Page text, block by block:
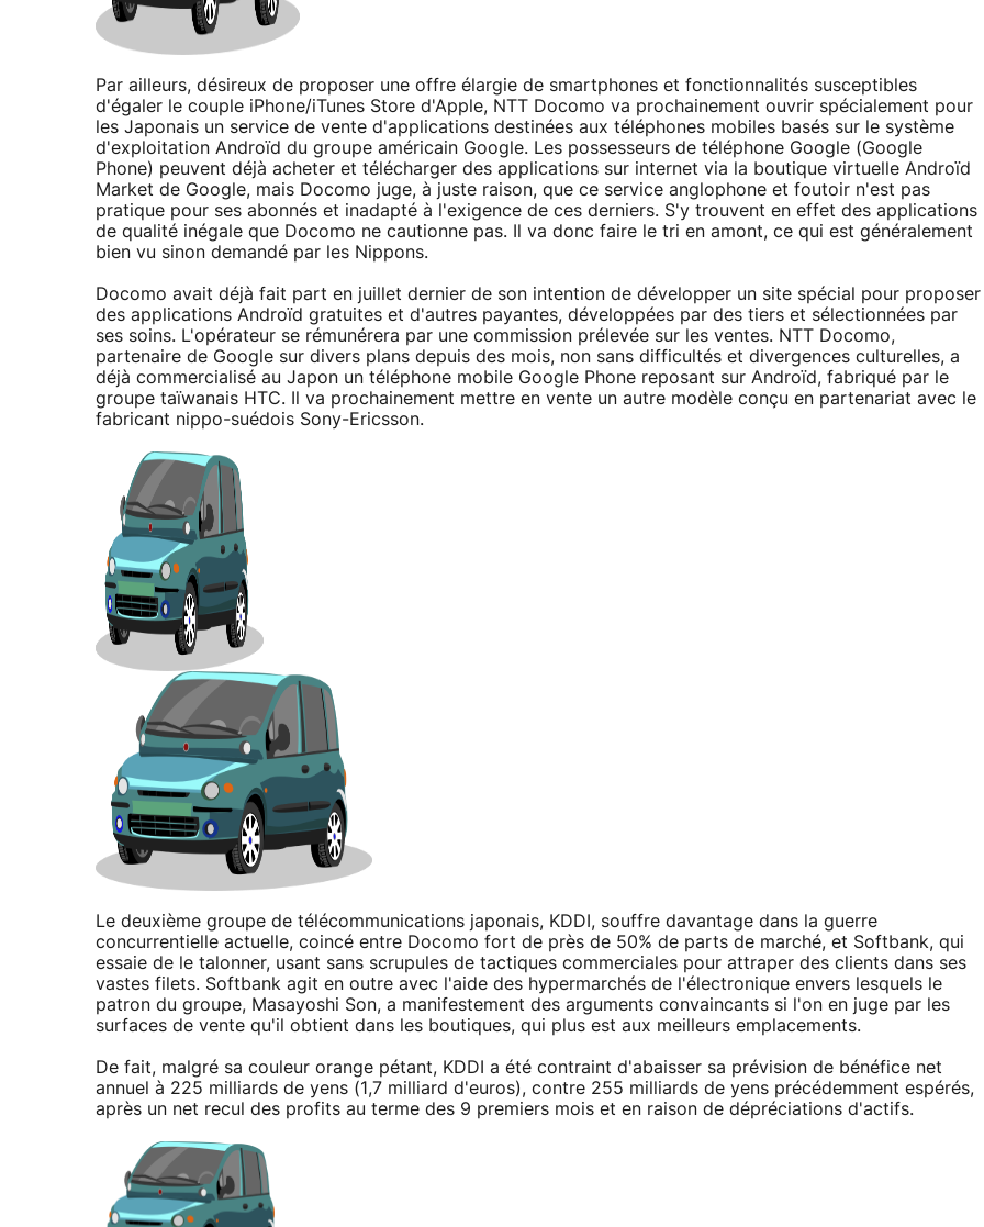
Par ailleurs, désireux de proposer une offre élargie de smartphones et fonctionnalités susceptibles
d'égaler le couple iPhone/iTunes Store d'Apple, NTT Docomo va prochainement ouvrir spécialement pour
les Japonais un service de vente d'applications destinées aux téléphones mobiles basés sur le système
d'exploitation Androïd du groupe américain Google. Les possesseurs de téléphone Google (Google
Phone) peuvent déjà acheter et télécharger des applications sur internet via la boutique virtuelle Androïd
Market de Google, mais Docomo juge, à juste raison, que ce service anglophone et foutoir n'est pas
pratique pour ses abonnés et inadapté à l'exigence de ces derniers. S'y trouvent en effet des applications
de qualité inégale que Docomo ne cautionne pas. Il va donc faire le tri en amont, ce qui est généralement
bien vu sinon demandé par les Nippons.
Docomo avait déjà fait part en juillet dernier de son intention de développer un site spécial pour proposer
des applications Androïd gratuites et d'autres payantes, développées par des tiers et sélectionnées par
ses soins. L'opérateur se rémunérera par une commission prélevée sur les ventes. NTT Docomo,
partenaire de Google sur divers plans depuis des mois, non sans difficultés et divergences culturelles, a
déjà commercialisé au Japon un téléphone mobile Google Phone reposant sur Androïd, fabriqué par le
groupe taïwanais HTC. Il va prochainement mettre en vente un autre modèle conçu en partenariat avec le
fabricant nippo-suédois Sony-Ericsson.
Le deuxième groupe de télécommunications japonais, KDDI, souffre davantage dans la guerre
concurrentielle actuelle, coincé entre Docomo fort de près de 50% de parts de marché, et Softbank, qui
essaie de le talonner, usant sans scrupules de tactiques commerciales pour attraper des clients dans ses
vastes filets. Softbank agit en outre avec l'aide des hypermarchés de l'électronique envers lesquels le
patron du groupe, Masayoshi Son, a manifestement des arguments convaincants si l'on en juge par les
surfaces de vente qu'il obtient dans les boutiques, qui plus est aux meilleurs emplacements.
De fait, malgré sa couleur orange pétant, KDDI a été contraint d'abaisser sa prévision de bénéfice net
annuel à 225 milliards de yens (1,7 milliard d'euros), contre 255 milliards de yens précédemment espérés,
après un net recul des profits au terme des 9 premiers mois et en raison de dépréciations d'actifs.